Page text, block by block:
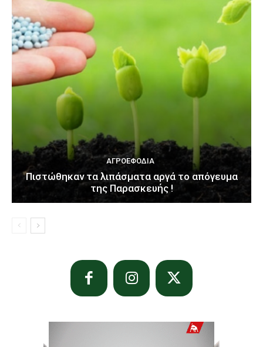
ΑΓΡΟΕΦΌΔΙΑ
Πιστώθηκαν τα λιπάσματα αργά το απόγευμα
της Παρασκευής !